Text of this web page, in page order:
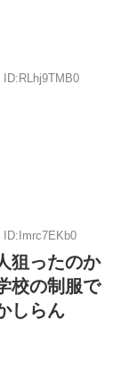
ID:RLhj9TMB0
ID:Imrc7EKb0
狙ったのか
校の制服で
しらん